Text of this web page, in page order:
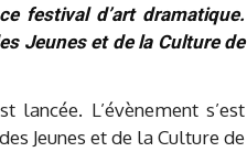
festival d’art dramatique.
Jeunes et de la Culture de
L’évènement s’est
Jeunes et de la Culture de